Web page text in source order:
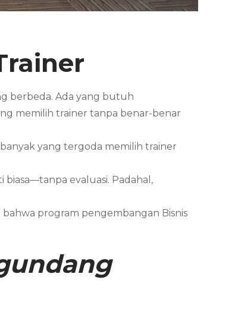
berbeda. Ada yang butuh
memilih trainer tanpa benar-benar
banyak yang tergoda memilih trainer
biasa—tanpa evaluasi. Padahal,
program pengembangan Bisnis